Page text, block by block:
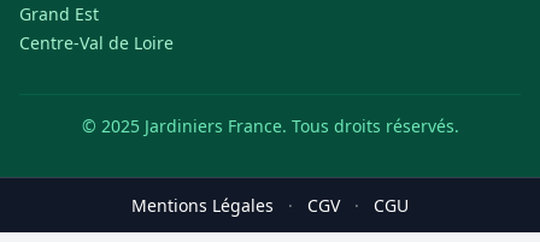
Grand Est
Centre-Val de Loire
© 2025 Jardiniers France. Tous droits réservés.
Mentions Légales · CGV · CGU